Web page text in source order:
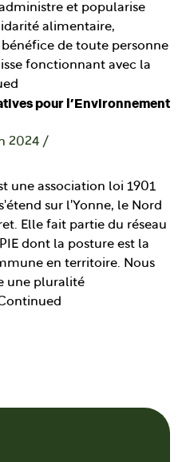
administre et popularise
alimentaire,
de toute personne
fonctionnant avec la
pour l’Environnement
2024 /
une association loi 1901
sur l'Yonne, le Nord
Elle fait partie du réseau
dont la posture est la
en territoire. Nous
une pluralité